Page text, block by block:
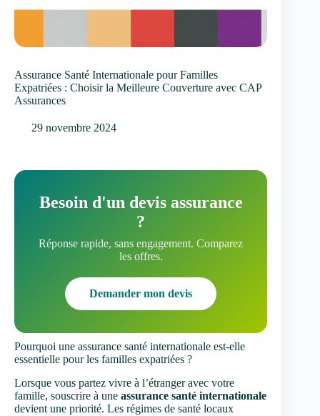
Assurance Santé Internationale pour Familles
Expatriées : Choisir la Meilleure Couverture avec CAP
Assurances
29 novembre 2024
Besoin d'un devis assurance
?
Réponse rapide, sans engagement. Comparez
les offres.
Demander mon devis
Pourquoi une assurance santé internationale est-elle
essentielle pour les familles expatriées ?
Lorsque vous partez vivre à l’étranger avec votre
famille, souscrire à une assurance santé internationale
devient une priorité. Les régimes de santé locaux